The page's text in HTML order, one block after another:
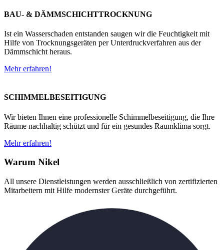
BAU- & DÄMMSCHICHTTROCKNUNG
Ist ein Wasserschaden entstanden saugen wir die Feuchtigkeit mit
Hilfe von Trocknungsgeräten per Unterdruckverfahren aus der
Dämmschicht heraus.
Mehr erfahren!
SCHIMMELBESEITIGUNG
Wir bieten Ihnen eine professionelle Schimmelbeseitigung, die Ihre
Räume nachhaltig schützt und für ein gesundes Raumklima sorgt.
Mehr erfahren!
Warum Nikel
All unsere Dienstleistungen werden ausschließlich von zertifizierten
Mitarbeitern mit Hilfe modernster Geräte durchgeführt.